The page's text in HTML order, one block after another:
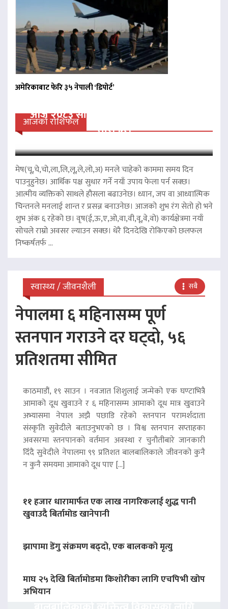
अमेरिकाबाट फेरि ३५ नेपाली ‘डिपोर्ट’
आजको राशिफल
आज २०८३ साल साउन २४ गते आईतवारको
राशिफल
मेष(चू,चे,चो,ला,लि,लू,ले,लो,अ) मनले चाहेको काममा समय दिन
पाउनुहुनेछ। आर्थिक पक्ष सुधार गर्ने नयाँ उपाय फेला पर्न सक्छ।
आत्मीय व्यक्तिको साथले हौसला बढाउनेछ। ध्यान, जप वा आध्यात्मिक
चिन्तनले मनलाई शान्त र प्रसन्न बनाउनेछ। आजको शुभ रंग सेतो हो भने
शुभ अंक ६ रहेको छ। वृष(ई,ऊ,ए,ओ,वा,वी,वू,वे,वो) कार्यक्षेत्रमा नयाँ
सोचले राम्रो अवसर ल्याउन सक्छ। धेरै दिनदेखि रोकिएको छलफल
निष्कर्षतर्फ ...
स्वास्थ्य / जीवनशैली सबै
नेपालमा ६ महिनासम्म पूर्ण
स्तनपान गराउने दर घट्दो, ५६
प्रतिशतमा सीमित
काठमाडौं, १९ साउन । नवजात शिशुलाई जन्मेको एक घण्टाभित्रै
आमाको दूध खुवाउने र ६ महिनासम्म आमाको दूध मात्र खुवाउने
अभ्यासमा नेपाल अझै पछाडि रहेको स्तनपान परामर्शदाता
संस्कृति सुवेदीले बताउनुभएको छ । विश्व स्तनपान सप्ताहका
अवसरमा स्तनपानको वर्तमान अवस्था र चुनौतीबारे जानकारी
दिँदै सुवेदीले नेपालमा ९९ प्रतिशत बालबालिकाले जीवनको कुनै
न कुनै समयमा आमाको दूध पाए […]
११ हजार धारामार्फत एक लाख नागरिकलाई शुद्ध पानी
खुवाउदै बिर्तामोड खानेपानी
झापामा डेंगु संक्रमण बढ्दो, एक बालकको मृत्यु
माघ २५ देखि बिर्तामोडमा किशोरीका लागि एचपिभी खोप
अभियान